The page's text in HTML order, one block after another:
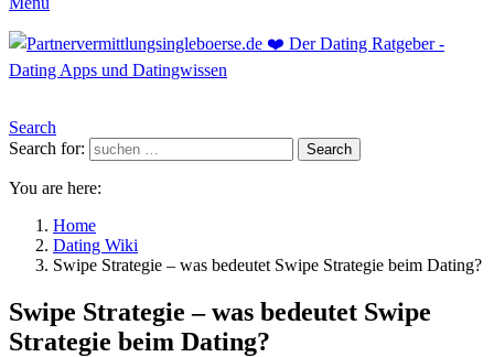
Search
Search for:
Search
You are here:
Home
Dating Wiki
Swipe Strategie – was bedeutet Swipe Strategie beim Dating?
Swipe Strategie – was bedeutet Swipe
Strategie beim Dating?